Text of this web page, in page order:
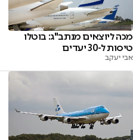
מכה ליוצאים מנתב"ג: בוטלו
טיסות ל-30 יעדים
אבי יעקב